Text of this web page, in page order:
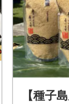
【種子